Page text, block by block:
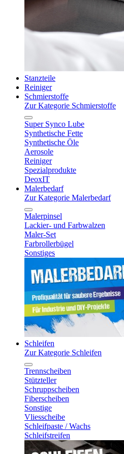
Stanzteile
Reiniger
Schmierstoffe
Zur Kategorie Schmierstoffe
Super Synco Lube
Synthetische Fette
Synthetische Öle
Aerosole
Reiniger
Spezialprodukte
DeoxIT
Malerbedarf
Zur Kategorie Malerbedarf
Malerpinsel
Lackier- und Farbwalzen
Maler-Set
Farbrollerbügel
Sonstiges
Schleifen
Zur Kategorie Schleifen
Trennscheiben
Stützteller
Schruppscheiben
Fiberscheiben
Sonstige
Vliesscheibe
Schleifpaste / Wachs
Schleifstreifen